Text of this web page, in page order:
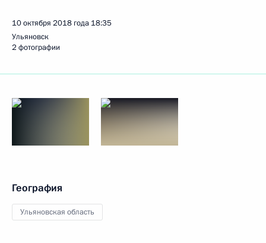
10 октября 2018 года 18:35
Ульяновск
2 фотографии
География
Ульяновская область